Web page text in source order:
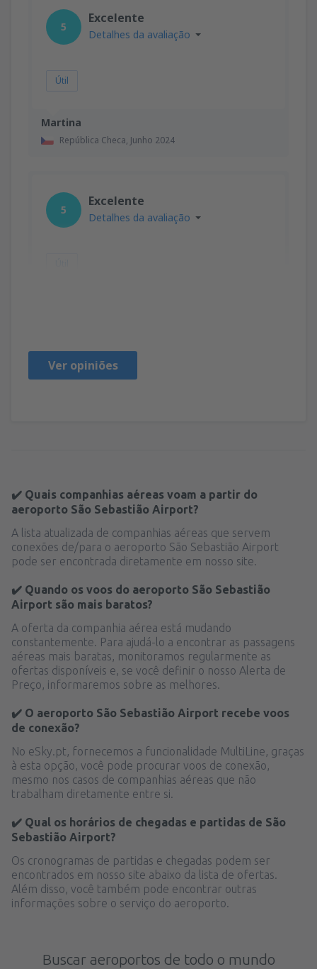
Martina
República Checa, Junho 2024
5
Excelente
Detalhes da avaliação
Útil
5
Excelente
Detalhes da avaliação
Ver opiniões
✔️ Quais companhias aéreas voam a partir do
aeroporto São Sebastião Airport?
A lista atualizada de companhias aéreas que servem
conexões de/para o aeroporto São Sebastião Airport
pode ser encontrada diretamente em nosso site.
✔️ Quando os voos do aeroporto São Sebastião
Airport são mais baratos?
A oferta da companhia aérea está mudando
constantemente. Para ajudá-lo a encontrar as passagens
aéreas mais baratas, monitoramos regularmente as
ofertas disponíveis e, se você definir o nosso Alerta de
Preço, informaremos sobre as melhores.
✔️ O aeroporto São Sebastião Airport recebe voos
de conexão?
No eSky.pt, fornecemos a funcionalidade MultiLine, graças
à esta opção, você pode procurar voos de conexão,
mesmo nos casos de companhias aéreas que não
trabalham diretamente entre si.
✔️ Qual os horários de chegadas e partidas de São
Sebastião Airport?
Os cronogramas de partidas e chegadas podem ser
encontrados em nosso site abaixo da lista de ofertas.
Além disso, você também pode encontrar outras
informações sobre o serviço do aeroporto.
Buscar aeroportos de todo o mundo